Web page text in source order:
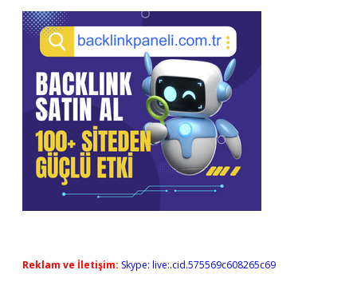
Reklam ve İletişim: Skype: live:.cid.575569c608265c69